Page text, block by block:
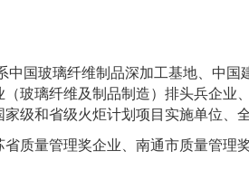
中国玻璃纤维制品深加工基地、中国
（玻璃纤维及制品制造）排头兵企业
家级和省级火炬计划项目实施单位、
省质量管理奖企业、南通市质量管理